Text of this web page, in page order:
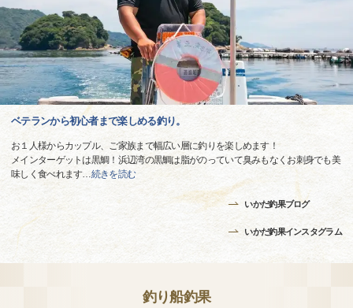
ベテランから初心者まで楽しめる釣り。
お１人様からカップル、ご家族まで幅広い層に釣りを楽しめます！
メインターゲットは黒鯛！浜辺湾の黒鯛は脂がのっていて臭みもなくお刺身でも美
味しく食べれます… 続きを読む
いかだ釣果ブログ
いかだ釣果インスタグラム
釣り船釣果